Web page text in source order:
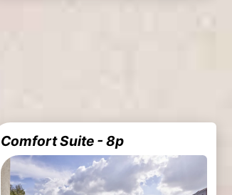
Comfort Suite - 8p